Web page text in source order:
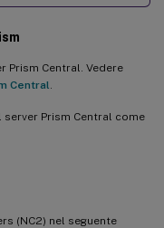
Prism Central. Vedere
Central
server Prism Central come
(NC2) nel seguente